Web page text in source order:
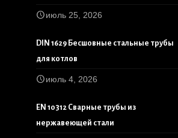
июль 25, 2026
DIN 1629 Бесшовные стальные трубы
для котлов
июль 4, 2026
EN 10312 Сварные трубы из
нержавеющей стали